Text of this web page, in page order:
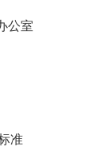
公室
准